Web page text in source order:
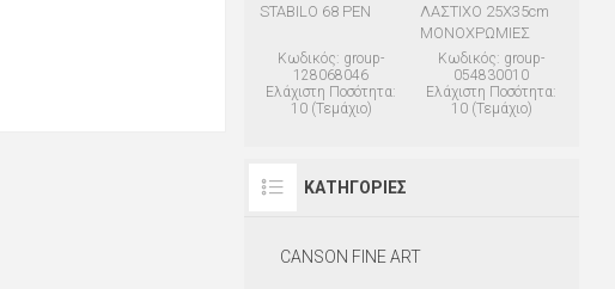
STABILO 68 PEN
Κωδικός: group-
128068046
Ελάχιστη Ποσότητα:
10 (Τεμάχιο)
ΛΑΣΤΙΧΟ 25Χ35cm
ΜΟΝΟΧΡΩΜΙΕΣ
Κωδικός: group-
054830010
Ελάχιστη Ποσότητα:
10 (Τεμάχιο)
ΚΑΤΗΓΟΡΊΕΣ
CANSON FINE ART